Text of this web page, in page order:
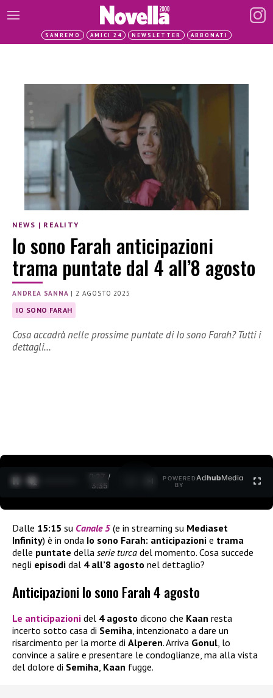
SANREMO AMICI 24 NEWSLETTER ABBONATI
NEWS | REALITY
Io sono Farah anticipazioni
trama puntate dal 4 all’8 agosto
ANDREA SANNA |2 AGOSTO 2025
IO SONO FARAH
Cosa accadrà nelle prossime puntate di Io sono Farah? Tutti i
dettagli…
0:28 /
3:35
POWERED
BY
AdhubMedia
Dalle 15:15 su Canale 5 (e in streaming su Mediaset
Infinity) è in onda Io sono Farah: anticipazioni e trama
delle puntate della serie turca del momento. Cosa succede
negli episodi dal 4 all’8 agosto nel dettaglio?
Anticipazioni Io sono Farah 4 agosto
Le anticipazioni del 4 agosto dicono che Kaan resta
incerto sotto casa di Semiha, intenzionato a dare un
risarcimento per la morte di Alperen. Arriva Gonul, lo
convince a salire e presentare le condoglianze, ma alla vista
del dolore di Semiha, Kaan fugge.